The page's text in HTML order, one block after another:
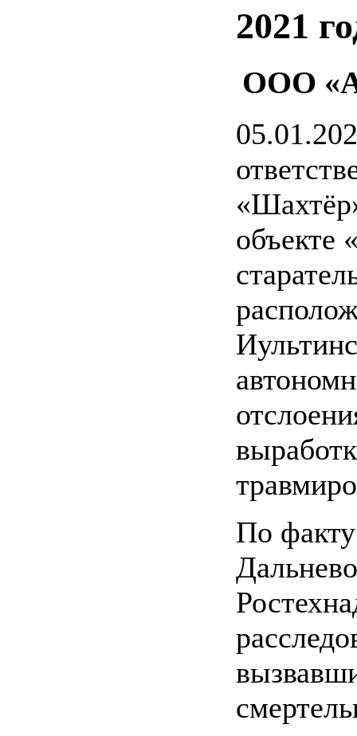
2021
ООО
объекте
По факту